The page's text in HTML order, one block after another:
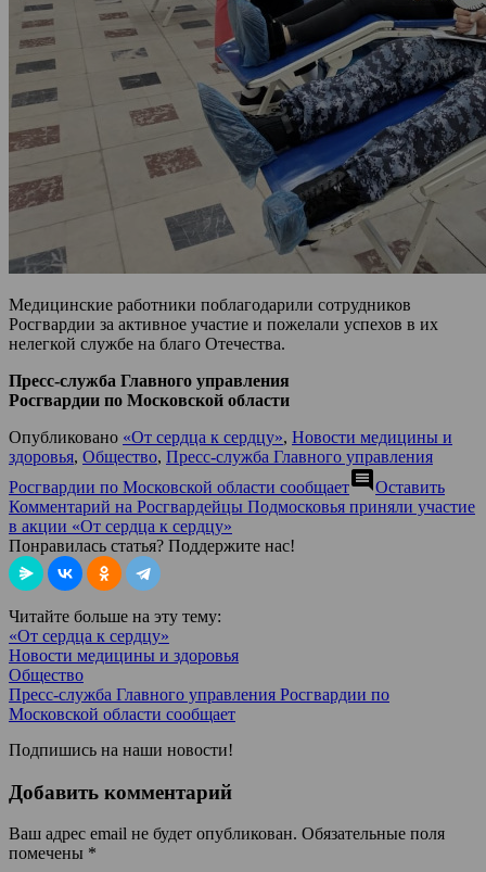
Медицинские работники поблагодарили сотрудников
Росгвардии за активное участие и пожелали успехов в их
нелегкой службе на благо Отечества.
Пресс-служба Главного управления
Росгвардии по Московской области
Опубликовано «От сердца к сердцу», Новости медицины и
здоровья, Общество, Пресс-служба Главного управления
Росгвардии по Московской области сообщаетcomment Оставить
Комментарий на Росгвардейцы Подмосковья приняли участие
в акции «От сердца к сердцу»
Понравилась статья? Поддержите нас!
Читайте больше на эту тему:
«От сердца к сердцу»
Новости медицины и здоровья
Общество
Пресс-служба Главного управления Росгвардии по
Московской области сообщает
Подпишись на наши новости!
Добавить комментарий
Ваш адрес email не будет опубликован. Обязательные поля
помечены *